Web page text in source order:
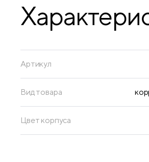
Артикул
Вид товара
Цвет корпуса